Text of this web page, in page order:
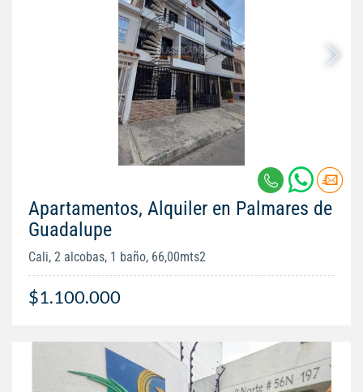
Apartamentos, Alquiler en Palmares de
Guadalupe
Cali, 2 alcobas, 1 baño, 66,00mts2
$1.100.000